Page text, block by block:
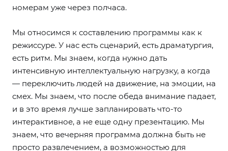
номерам уже через полчаса.
Мы относимся к составлению программы как к
режиссуре. У нас есть сценарий, есть драматургия,
есть ритм. Мы знаем, когда нужно дать
интенсивную интеллектуальную нагрузку, а когда
— переключить людей на движение, на эмоции, на
смех. Мы знаем, что после обеда внимание падает,
и в это время лучше запланировать что-то
интерактивное, а не еще одну презентацию. Мы
знаем, что вечерняя программа должна быть не
просто развлечением, а возможностью для